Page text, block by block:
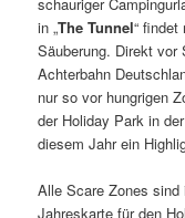
schauriger
in „The Tunnel“
Säuberung. Direkt
Achterbahn
nur so vor hungrigen
der Holiday Park in
diesem Jahr ein
Alle Scare Zones
Jahreskarte für den